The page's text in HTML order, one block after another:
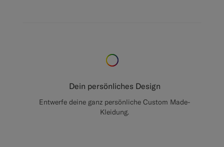
Dein persönliches Design
Entwerfe deine ganz persönliche Custom Made-
Kleidung.